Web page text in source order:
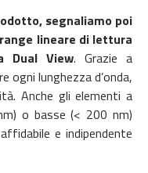
segnaliamo poi
lineare di lettura
Dual View. Grazie a
ogni lunghezza d’onda,
Anche gli elementi a
o basse (< 200 nm)
e indipendente